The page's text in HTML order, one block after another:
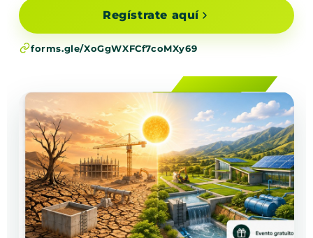
Regístrate aquí
forms.gle/XoGgWXFCf7coMXy69